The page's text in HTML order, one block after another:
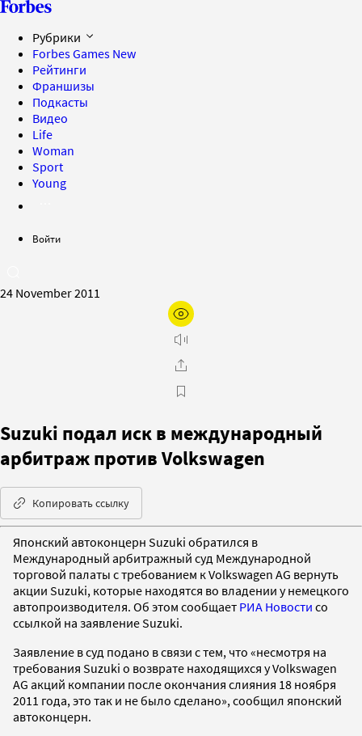
Рубрики
Forbes Games New
Рейтинги
Франшизы
Подкасты
Видео
Life
Woman
Sport
Young
Войти
24 November 2011
Suzuki подал иск в международный
арбитраж против Volkswagen
Копировать ссылку
Японский автоконцерн Suzuki обратился в
Международный арбитражный суд Международной
торговой палаты с требованием к Volkswagen AG вернуть
акции Suzuki, которые находятся во владении у немецкого
автопроизводителя. Об этом сообщает РИА Новости со
ссылкой на заявление Suzuki.
Заявление в суд подано в связи с тем, что «несмотря на
требования Suzuki о возврате находящихся у Volkswagen
AG акций компании после окончания слияния 18 ноября
2011 года, это так и не было сделано», сообщил японский
автоконцерн.